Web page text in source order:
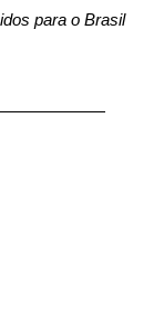
para o Brasil